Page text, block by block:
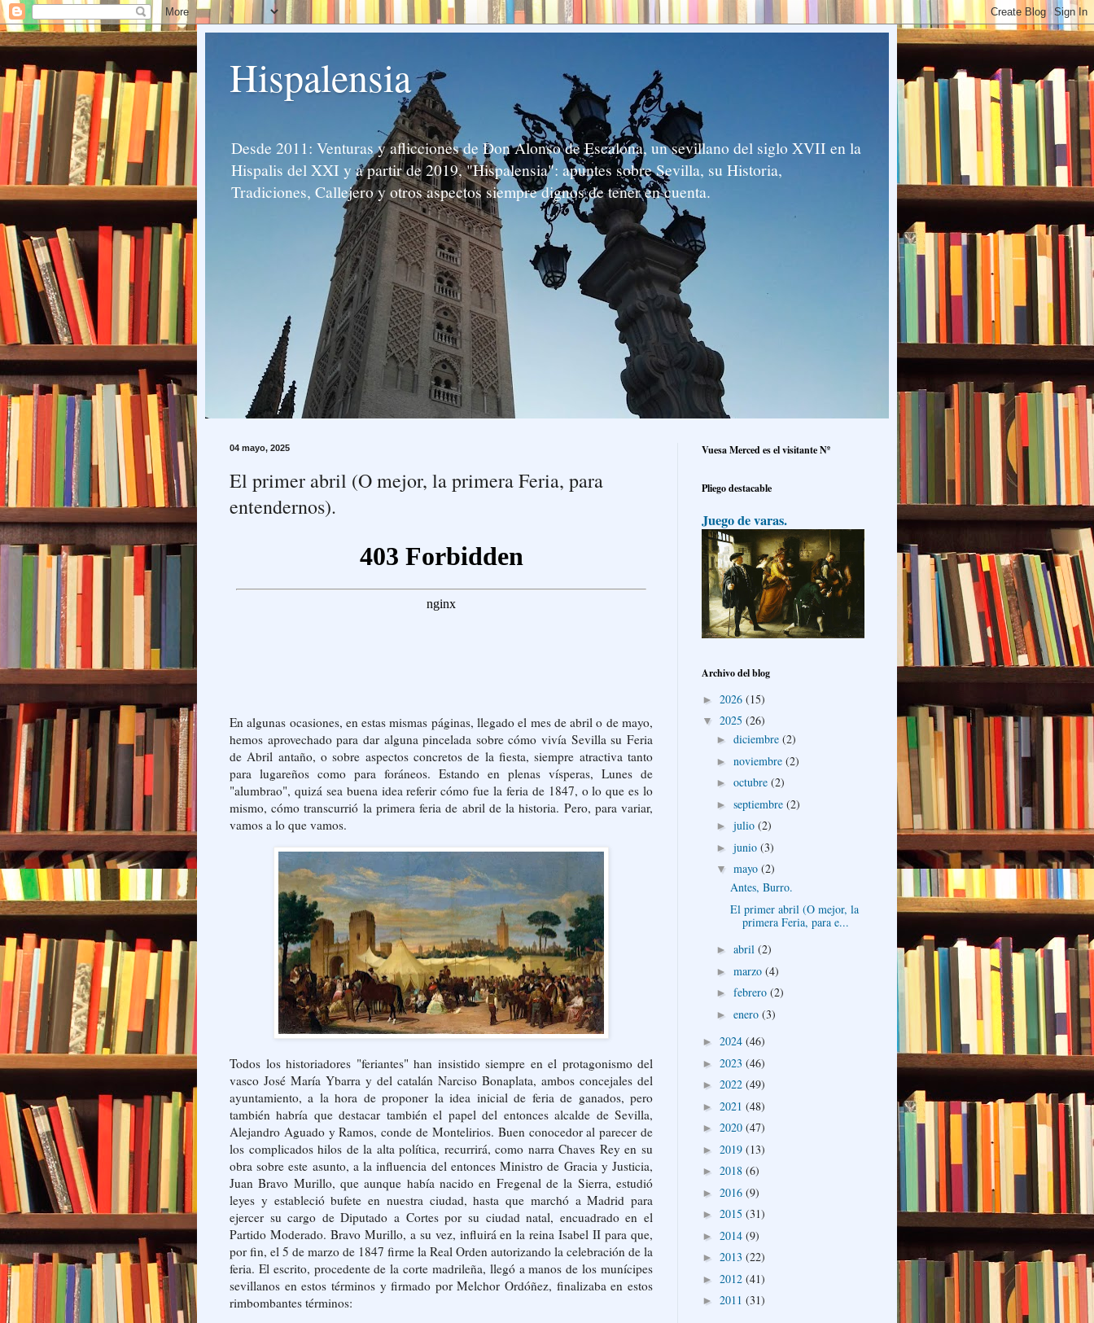
Hispalensia
Desde 2011: Venturas y aflicciones de Don Alonso de Escalona, un sevillano del siglo XVII en la
Hispalis del XXI y a partir de 2019, "Hispalensia": apuntes sobre Sevilla, su Historia,
Tradiciones, Callejero y otros aspectos siempre dignos de tener en cuenta.
04 mayo, 2025
El primer abril (O mejor, la primera Feria, para
entendernos).
En algunas ocasiones, en estas mismas páginas, llegado el mes de abril o de mayo,
hemos aprovechado para dar alguna pincelada sobre cómo vivía Sevilla su Feria
de Abril antaño, o sobre aspectos concretos de la fiesta, siempre atractiva tanto
para lugareños como para foráneos. Estando en plenas vísperas, Lunes de
"alumbrao", quizá sea buena idea referir cómo fue la feria de 1847, o lo que es lo
mismo, cómo transcurrió la primera feria de abril de la historia. Pero, para variar,
vamos a lo que vamos.
Todos los historiadores "feriantes" han insistido siempre en el protagonismo del
vasco José María Ybarra y del catalán Narciso Bonaplata, ambos concejales del
ayuntamiento, a la hora de proponer la idea inicial de feria de ganados, pero
también habría que destacar también el papel del entonces alcalde de Sevilla,
Alejandro Aguado y Ramos, conde de Montelirios. Buen conocedor al parecer de
los complicados hilos de la alta política, recurrirá, como narra Chaves Rey en su
obra sobre este asunto, a la influencia del entonces Ministro de Gracia y Justicia,
Juan Bravo Murillo, que aunque había nacido en Fregenal de la Sierra, estudió
leyes y estableció bufete en nuestra ciudad, hasta que marchó a Madrid para
ejercer su cargo de Diputado a Cortes por su ciudad natal, encuadrado en el
Partido Moderado. Bravo Murillo, a su vez, influirá en la reina Isabel II para que,
por fin, el 5 de marzo de 1847 firme la Real Orden autorizando la celebración de la
feria. El escrito, procedente de la corte madrileña, llegó a manos de los munícipes
sevillanos en estos términos y firmado por Melchor Ordóñez, finalizaba en estos
rimbombantes términos:
Vuesa Merced es el visitante Nº
Pliego destacable
Juego de varas.
Archivo del blog
► 2026 (15)
▼ 2025 (26)
► diciembre (2)
► noviembre (2)
► octubre (2)
► septiembre (2)
► julio (2)
► junio (3)
▼ mayo (2)
Antes, Burro.
El primer abril (O mejor, la
primera Feria, para e...
► abril (2)
► marzo (4)
► febrero (2)
► enero (3)
► 2024 (46)
► 2023 (46)
► 2022 (49)
► 2021 (48)
► 2020 (47)
► 2019 (13)
► 2018 (6)
► 2016 (9)
► 2015 (31)
► 2014 (9)
► 2013 (22)
► 2012 (41)
► 2011 (31)